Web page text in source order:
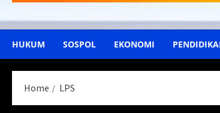
HUKUM SOSPOL EKONOMI
Home LPS